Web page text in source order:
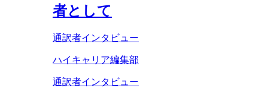
者として
通訳者インタビュー
ハイキャリア編集部
通訳者インタビュー